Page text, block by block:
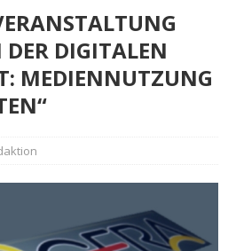
DIGITALEN
MEDIENNUTZUNG